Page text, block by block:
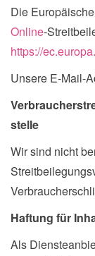
Die
Online-
https://
Unsere E-Mail-
stelle
Wir sind nicht
Haftung für
Als